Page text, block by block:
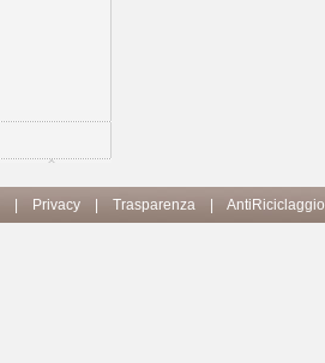
Privacy Trasparenza AntiRiciclaggio